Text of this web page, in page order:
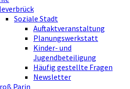
Soziale Stadt
Auftaktveranstaltung
Planungswerkstatt
Kinder- und
Jugendbeteiligung
Häufig gestellte Fragen
Newsletter
Parin